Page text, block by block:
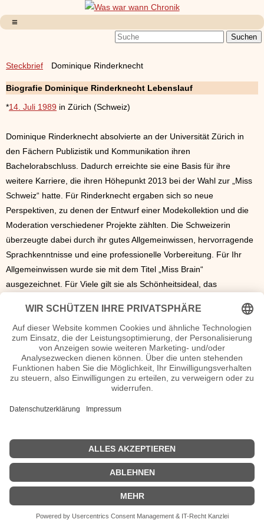
Steckbrief Dominique Rinderknecht
Biografie Dominique Rinderknecht Lebenslauf
*14. Juli 1989 in Zürich (Schweiz)
Dominique Rinderknecht absolvierte an der Universität Zürich in
den Fächern Publizistik und Kommunikation ihren
Bachelorabschluss. Dadurch erreichte sie eine Basis für ihre
weitere Karriere, die ihren Höhepunkt 2013 bei der Wahl zur „Miss
Schweiz“ hatte. Für Rinderknecht ergaben sich so neue
Perspektiven, zu denen der Entwurf einer Modekollektion und die
Moderation verschiedener Projekte zählten. Die Schweizerin
überzeugte dabei durch ihr gutes Allgemeinwissen, hervorragende
Sprachkenntnisse und eine professionelle Vorbereitung. Für Ihr
Allgemeinwissen wurde sie mit dem Titel „Miss Brain“
ausgezeichnet. Für Viele gilt sie als Schönheitsideal, das
Modernität ausstrahlt. Nachdem sich Rinderknecht von ihrem
Freund getrennt hatte, bekannte sie sich 2016 offen zu ihrer
Bisexualität. Dominique Rinderknecht ist mit einer Frau liiert.
Dominique Rinderknecht Wiki, Herkunft, Geburtstag, verheiratet, Kinder
etc.
Sendungen mit Dominique Rinderknecht Filme
| Biografie kurz |Personen